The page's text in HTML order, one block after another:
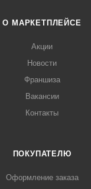
О МАРКЕТПЛЕЙСЕ
Акции
Новости
Франшиза
Вакансии
Контакты
ПОКУПАТЕЛЮ
Оформление заказа